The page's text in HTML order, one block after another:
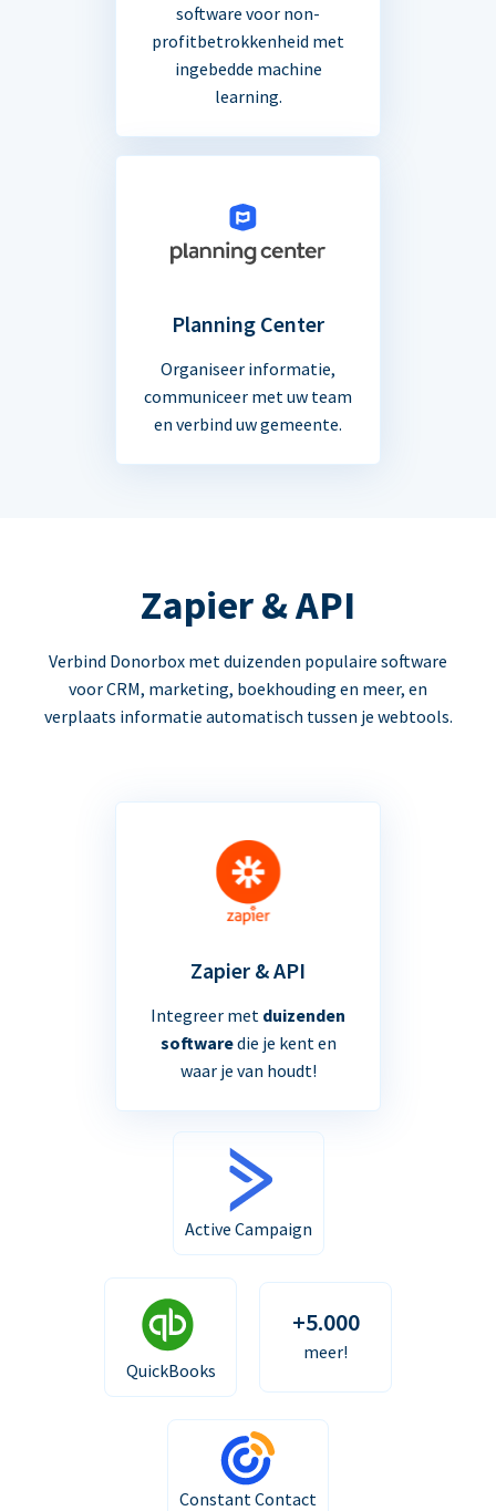
software voor non-
profitbetrokkenheid met
ingebedde machine
learning.
Planning Center
Organiseer informatie,
communiceer met uw team
en verbind uw gemeente.
Zapier & API
Verbind Donorbox met duizenden populaire software
voor CRM, marketing, boekhouding en meer, en
verplaats informatie automatisch tussen je webtools.
Zapier & API
Integreer met duizenden
softwaredie je kent en
waar je van houdt!
Active Campaign
QuickBooks
+5.000
meer!
Constant Contact